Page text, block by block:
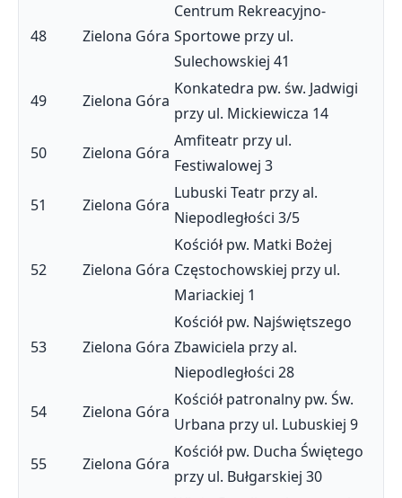
48 Zielona Góra
Centrum Rekreacyjno-
Sportowe przy ul.
Sulechowskiej 41
49
Zielona Góra
Konkatedra pw. św. Jadwigi
przy ul. Mickiewicza 14
50
Zielona Góra
Amfiteatr przy ul.
Festiwalowej 3
51
Zielona Góra
Lubuski Teatr przy al.
Niepodległości 3/5
52 Zielona Góra
Kościół pw. Matki Bożej
Częstochowskiej przy ul.
Mariackiej 1
53 Zielona Góra
Kościół pw. Najświętszego
Zbawiciela przy al.
Niepodległości 28
54
Zielona Góra
Kościół patronalny pw. Św.
Urbana przy ul. Lubuskiej 9
55
Zielona Góra
Kościół pw. Ducha Świętego
przy ul. Bułgarskiej 30